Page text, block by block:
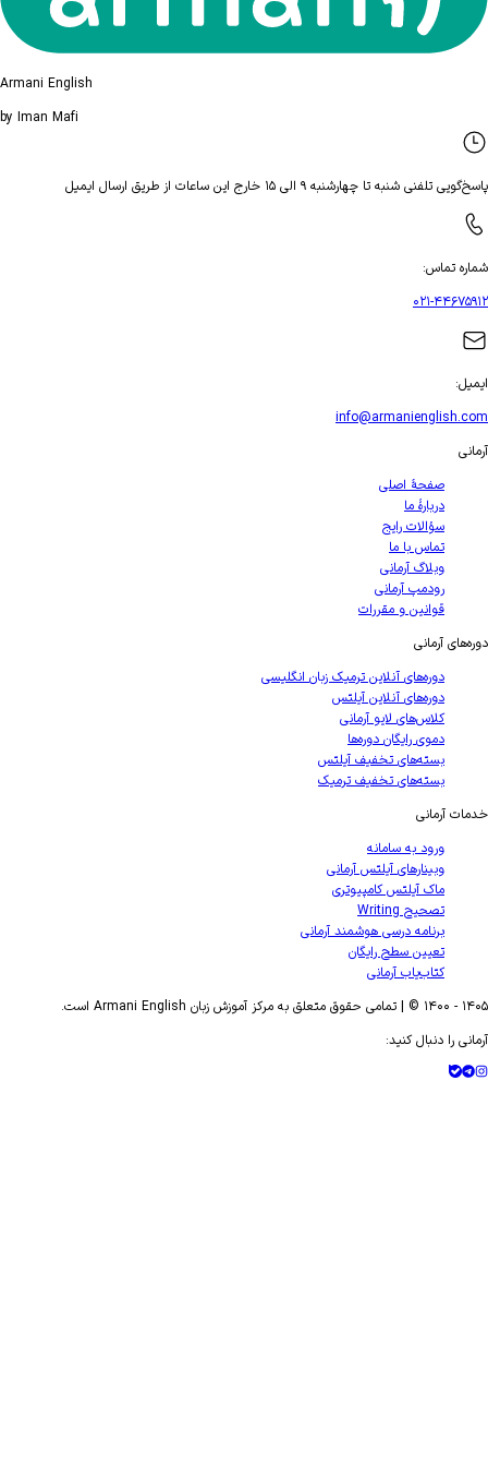
Armani English
by Iman Mafi
شنبه تا چهارشنبه ۹ الی ۱۵ خارج این ساعات از طریق ارسال ایمیل
تماس:
:
صفحهٔ اصلی
دربارهٔ ما
سؤالات رایج
تماس با ما
وبلاگ آرمانی
رودمپ آرمانی
قوانین و مقررات
آرمانی
دوره‌های آنلاین ترمیک زبان انگلیسی
دوره‌های آنلاین آیلتس
کلاس‌های لایو آرمانی
دموی رایگان دوره‌ها
بسته‌های تخفیف آیلتس
بسته‌های تخفیف ترمیک
آرمانی
ورود به سامانه
وبینارهای آیلتس آرمانی
ماک آیلتس کامپیوتری
تصحیح Writing
برنامه درسی هوشمند آرمانی
تعیین سطح رایگان
کتاب‌یاب آرمانی
- ۱۴۰۰ © | تمامی حقوق متعلق به مرکز آموزش زبان Armani English است.
را دنبال کنید: